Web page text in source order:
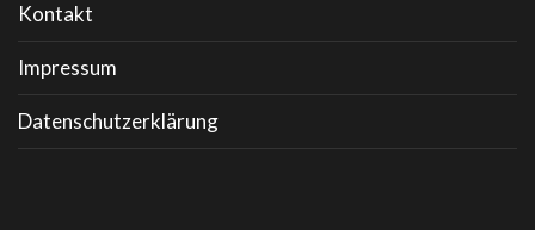
Kontakt
Impressum
Datenschutzerklärung